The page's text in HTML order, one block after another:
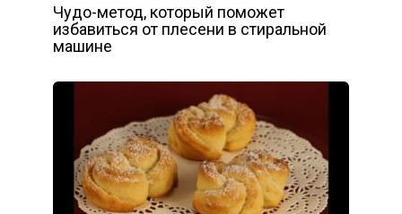
Чудо-метод, который поможет
избавиться от плесени в стиральной
машине